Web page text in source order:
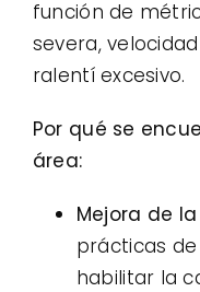
función de
severa,
ralentí excesivo.
Por qué se
área:
Mejora de
prácticas
habilitar la